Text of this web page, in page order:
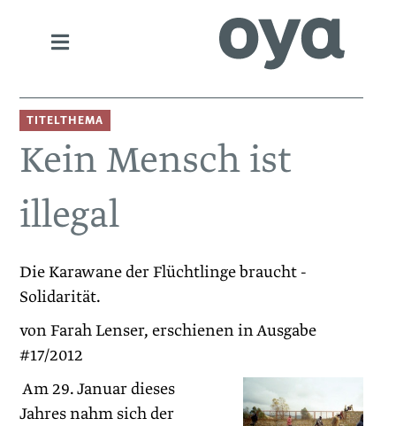
TITELTHEMA
Kein Mensch ist
illegal
Die Karawane der Flüchtlinge braucht ­
Solidarität.
von Farah Lenser, erschienen in Ausgabe
#17/2012
Am 29. Januar dieses
Jahres nahm sich der